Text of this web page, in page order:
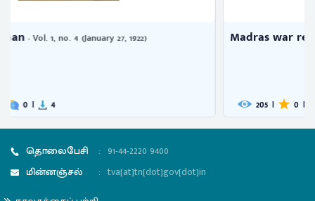
Madras war review- Vol. 5, no. 9 (October 29, 1943)
205
தொலைபேசி : 91-44-2220 9400
மின்னஞ்சல்
: tva[at]tn[dot]gov[dot]in